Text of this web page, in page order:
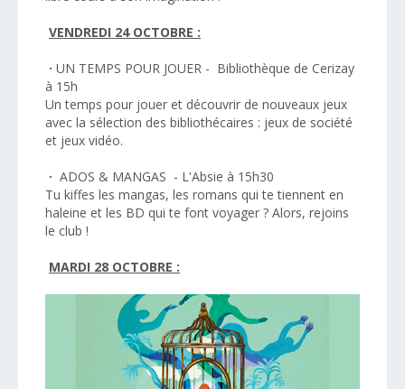
VENDREDI 24 OCTOBRE :
· UN TEMPS POUR JOUER - Bibliothèque de Cerizay
à 15h
Un temps pour jouer et découvrir de nouveaux jeux
avec la sélection des bibliothécaires : jeux de société
et jeux vidéo.
· ADOS & MANGAS - L'Absie à 15h30
Tu kiffes les mangas, les romans qui te tiennent en
haleine et les BD qui te font voyager ? Alors, rejoins
le club !
MARDI 28 OCTOBRE :